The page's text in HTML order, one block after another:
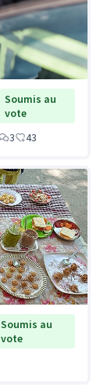
Soumis au
vote
3 43
Soumis au
vote